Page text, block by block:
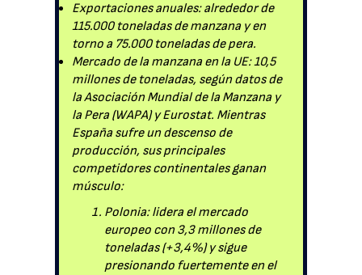
Exportaciones anuales: alrededor de
115.000 toneladas de manzana y en
torno a 75.000 toneladas de pera.
Mercado de la manzana en la UE: 10,5
millones de toneladas, según datos de
la Asociación Mundial de la Manzana y
la Pera (WAPA) y Eurostat. Mientras
España sufre un descenso de
producción, sus principales
competidores continentales ganan
músculo:
Polonia: lidera el mercado
europeo con 3,3 millones de
toneladas (+3,4%) y sigue
presionando fuertemente en el